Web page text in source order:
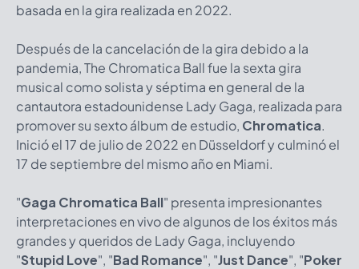
basada en la gira realizada en 2022.
Después de la cancelación de la gira debido a la
pandemia, The Chromatica Ball fue la sexta gira
musical como solista y séptima en general de la
cantautora estadounidense Lady Gaga, realizada para
promover su sexto álbum de estudio, Chromatica.
Inició el 17 de julio de 2022 en Düsseldorf y culminó el
17 de septiembre del mismo año en Miami.
"Gaga Chromatica Ball" presenta impresionantes
interpretaciones en vivo de algunos de los éxitos más
grandes y queridos de Lady Gaga, incluyendo
"Stupid Love", "Bad Romance", "Just Dance", "Poker